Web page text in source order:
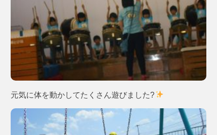
元気に体を動かしてたくさん遊びました?